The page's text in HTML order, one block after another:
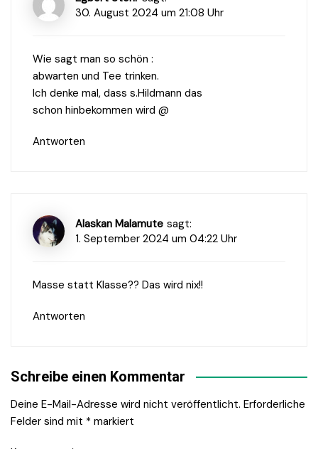
30. August 2024 um 21:08 Uhr
Wie sagt man so schön :
abwarten und Tee trinken.
Ich denke mal, dass s.Hildmann das
schon hinbekommen wird @
Antworten
Alaskan Malamute sagt:
1. September 2024 um 04:22 Uhr
Masse statt Klasse?? Das wird nix!!
Antworten
Schreibe einen Kommentar
Deine E-Mail-Adresse wird nicht veröffentlicht. Erforderliche
Felder sind mit * markiert